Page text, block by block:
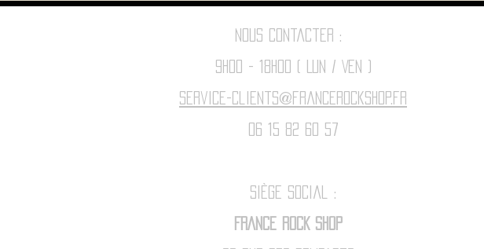
Nous contacter :
9h00 - 18H00 ( Lun / Ven )
Service-clients@francerockshop.fr
06 15 82 60 57
Siège Social :
FRANCE ROCK SHOP